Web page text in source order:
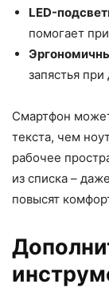
LED-
помогает
запястья
Смартфон
текста, чем
рабочее
из списка –
повысят